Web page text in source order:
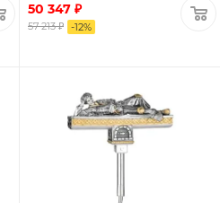
50 347 ₽
57 213 ₽ -12%